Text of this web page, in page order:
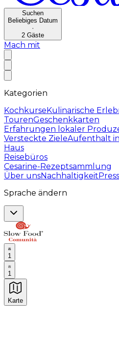
Suchen
Beliebiges Datum
·
2 Gäste
Mach mit
Kategorien
KochkurseKulinarische
TourenGeschenkkarten
Erfahrungen lokaler
Versteckte ZieleAufenthalt
Haus
Reisebüros
Cesarine-Rezeptsammlung
Über unsNachhaltigkeit
Sprache ändern
1
1
Karte
Unvergessliche